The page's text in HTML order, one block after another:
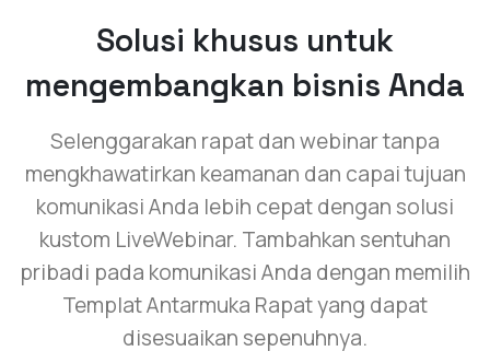
Solusi khusus untuk
mengembangkan bisnis Anda
Selenggarakan rapat dan webinar tanpa
mengkhawatirkan keamanan dan capai tujuan
komunikasi Anda lebih cepat dengan solusi
kustom LiveWebinar. Tambahkan sentuhan
pribadi pada komunikasi Anda dengan memilih
Templat Antarmuka Rapat yang dapat
disesuaikan sepenuhnya.